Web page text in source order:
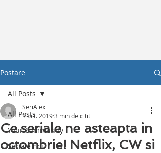
Postare
All Posts
Your Community
Seriale noi
All Posts
Ce seriale ne asteapta in
octombrie! Netflix, CW si
SeriAlex
1 oct. 20193 min de citit